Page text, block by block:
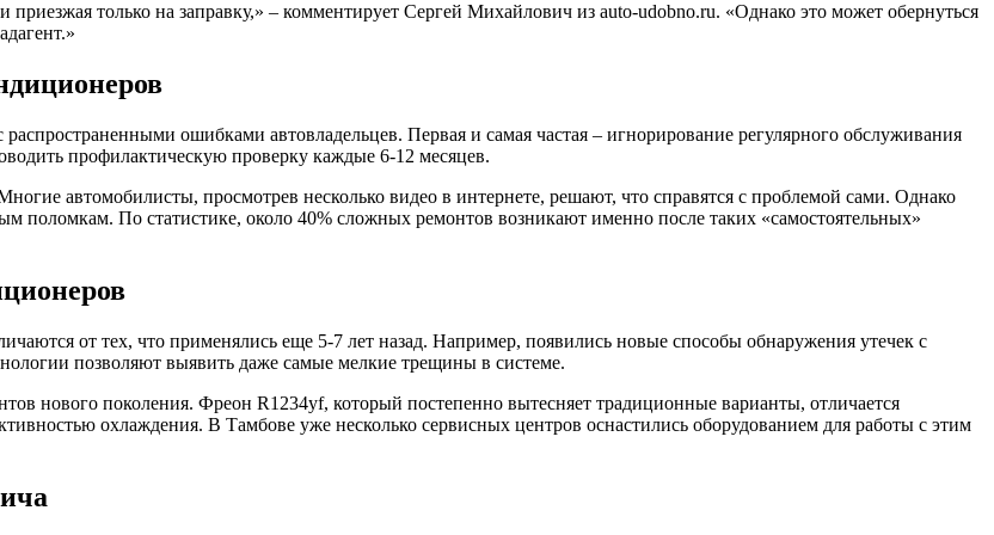
только на заправку,» – комментирует Сергей Михайлович из auto-udobno.ru. «Однако это может обернуться
ошибками автовладельцев. Первая и самая частая – игнорирование регулярного обслуживания
профилактическую проверку каждые 6-12 месяцев.
автомобилисты, просмотрев несколько видео в интернете, решают, что справятся с проблемой сами. Однако
поломкам. По статистике, около 40% сложных ремонтов возникают именно после таких «самостоятельных»
от тех, что применялись еще 5-7 лет назад. Например, появились новые способы обнаружения утечек с
позволяют выявить даже самые мелкие трещины в системе.
нового поколения. Фреон R1234yf, который постепенно вытесняет традиционные варианты, отличается
охлаждения. В Тамбове уже несколько сервисных центров оснастились оборудованием для работы с этим